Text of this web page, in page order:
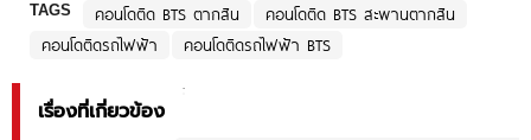
TAGS คอนโดติด BTS ตากสิน
คอนโดติด BTS สะพานตากสิน
คอนโดติดรถไฟฟ้า
คอนโดติดรถไฟฟ้า BTS
เรื่องที่เกี่ยวข้อง